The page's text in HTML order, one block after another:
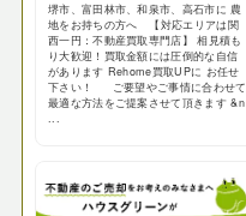
堺市、富田林市、和泉市、高石市に 農
地をお持ちの方へ 【対応エリアは関
西一円：不動産買取専門店】 相見積も
り大歓迎！買取金額には圧倒的な自信
があります Rehome買取UPに お任せ
下さい！ ご要望やご事情に合わせて
最適な方法をご提案させて頂きます &n
...